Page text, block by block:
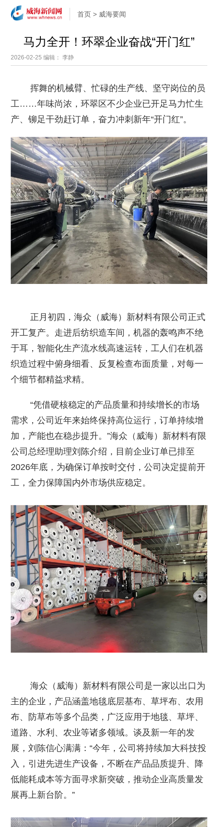
首页 > 威海要闻
马力全开！环翠企业奋战“开门红”
2026-02-25编辑： 李静
挥舞的机械臂、忙碌的生产线、坚守岗位的员
工……年味尚浓，环翠区不少企业已开足马力忙生
产、铆足干劲赶订单，奋力冲刺新年“开门红”。
正月初四，海众（威海）新材料有限公司正式
开工复产。走进后纺织造车间，机器的轰鸣声不绝
于耳，智能化生产流水线高速运转，工人们在机器
织造过程中俯身细看、反复检查布面质量，对每一
个细节都精益求精。
“凭借硬核稳定的产品质量和持续增长的市场
需求，公司近年来始终保持高位运行，订单持续增
加，产能也在稳步提升。”海众（威海）新材料有限
公司总经理助理刘陈介绍，目前企业订单已排至
2026年底，为确保订单按时交付，公司决定提前开
工，全力保障国内外市场供应稳定。
海众（威海）新材料有限公司是一家以出口为
主的企业，产品涵盖地毯底层基布、草坪布、农用
布、防草布等多个品类，广泛应用于地毯、草坪、
道路、水利、农业等诸多领域。谈及新一年的发
展，刘陈信心满满：“今年，公司将持续加大科技投
入，引进先进生产设备，不断在产品品质提升、降
低能耗成本等方面寻求新突破，推动企业高质量发
展再上新台阶。”